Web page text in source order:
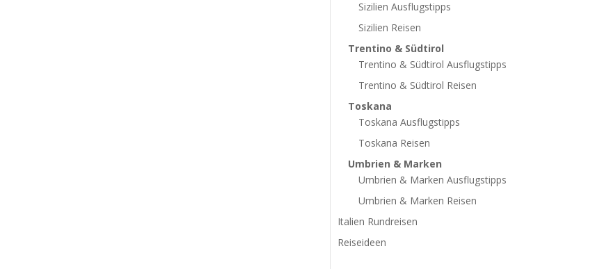
Sizilien Ausflugstipps
Sizilien Reisen
Trentino & Südtirol
Trentino & Südtirol Ausflugstipps
Trentino & Südtirol Reisen
Toskana
Toskana Ausflugstipps
Toskana Reisen
Umbrien & Marken
Umbrien & Marken Ausflugstipps
Umbrien & Marken Reisen
Italien Rundreisen
Reiseideen